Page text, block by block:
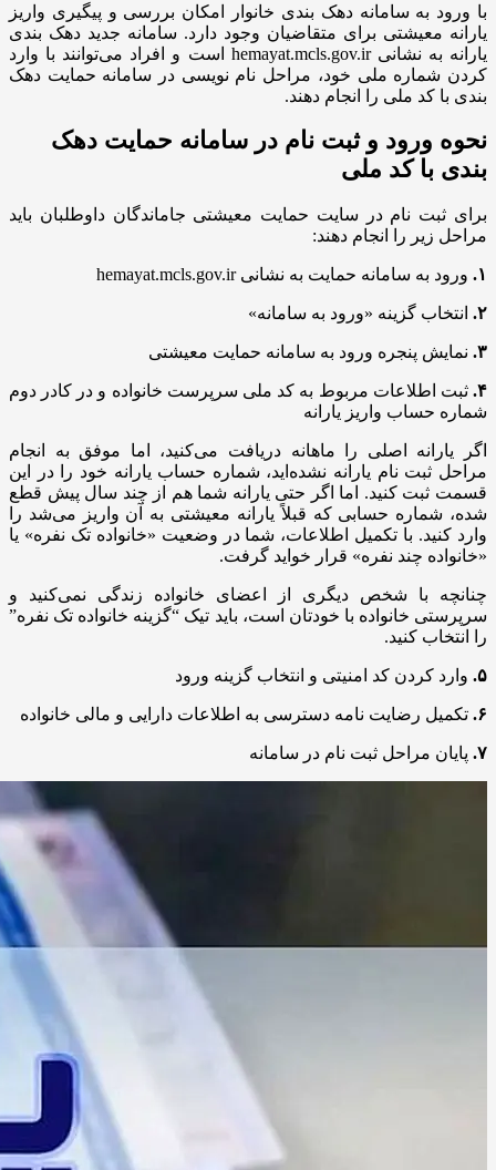
با ورود به سامانه دهک بندی خانوار امکان بررسی و پیگیری واریز
یارانه معیشتی برای متقاضیان وجود دارد. سامانه جدید دهک بندی
یارانه به نشانی hemayat.mcls.gov.ir است و افراد می‌توانند با وارد
کردن شماره ملی خود، مراحل نام نویسی در سامانه حمایت دهک
بندی با کد ملی را انجام دهند.
نحوه ورود و ثبت نام در سامانه حمایت دهک
بندی با کد ملی
برای ثبت نام در سایت حمایت معیشتی جاماندگان داوطلبان باید
مراحل زیر را انجام دهند:
۱. ورود به سامانه حمایت به نشانی hemayat.mcls.gov.ir
۲. انتخاب گزینه «ورود به سامانه»
۳. نمایش پنجره ورود به سامانه حمایت معیشتی
۴. ثبت اطلاعات مربوط به کد ملی سرپرست خانواده و در کادر دوم
شماره حساب واریز یارانه
اگر یارانه اصلی را ماهانه دریافت می‌کنید، اما موفق به انجام
مراحل ثبت نام یارانه نشده‌اید، شماره حساب یارانه خود را در این
قسمت ثبت کنید. اما اگر حتی یارانه شما هم از چند سال پیش قطع
شده، شماره حسابی که قبلاً یارانه معیشتی به آن واریز می‌شد را
وارد کنید. با تکمیل اطلاعات، شما در وضعیت «خانواده تک نفره» یا
«خانواده چند نفره» قرار خواید گرفت.
چنانچه با شخص دیگری از اعضای خانواده زندگی نمی‌کنید و
سرپرستی خانواده با خودتان است، باید تیک “گزینه خانواده تک نفره”
را انتخاب کنید.
۵. وارد کردن کد امنیتی و انتخاب گزینه ورود
۶. تکمیل رضایت نامه دسترسی به اطلاعات دارایی و مالی خانواده‌
۷. پایان مراحل ثبت نام در سامانه